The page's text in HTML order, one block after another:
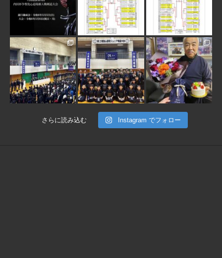
1月 30 1月 30 1月 28
さらに読み込む Instagram でフォロー